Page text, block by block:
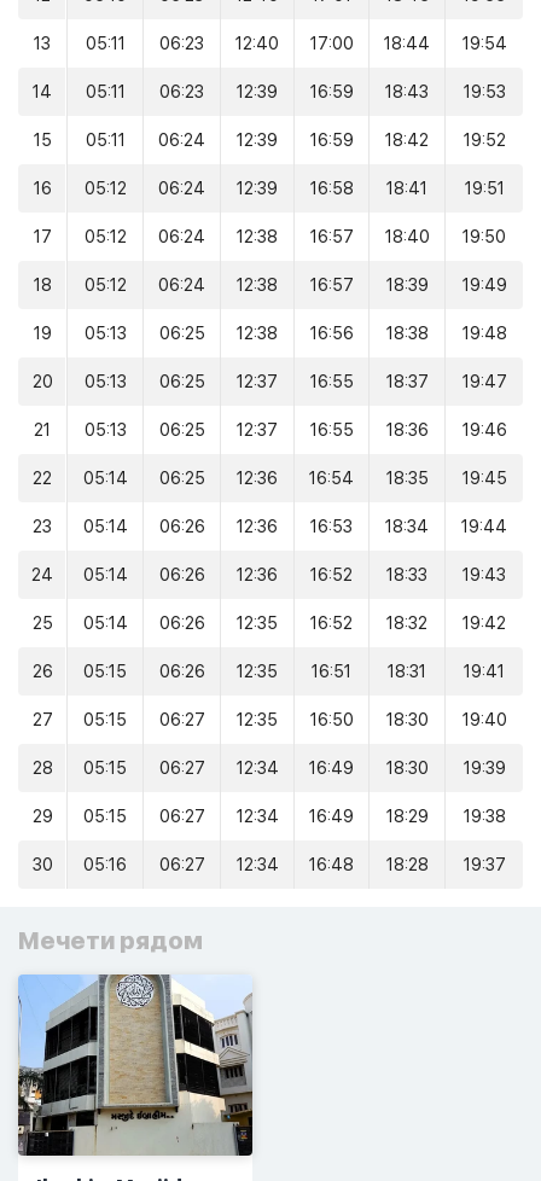
13 05:11 06:23 12:40 17:00 18:44 19:54
14 05:11 06:23 12:39 16:59 18:43 19:53
15 05:11 06:24 12:39 16:59 18:42 19:52
16 05:12 06:24 12:39 16:58 18:41 19:51
17 05:12 06:24 12:38 16:57 18:40 19:50
18 05:12 06:24 12:38 16:57 18:39 19:49
19 05:13 06:25 12:38 16:56 18:38 19:48
20 05:13 06:25 12:37 16:55 18:37 19:47
21 05:13 06:25 12:37 16:55 18:36 19:46
22 05:14 06:25 12:36 16:54 18:35 19:45
23 05:14 06:26 12:36 16:53 18:34 19:44
24 05:14 06:26 12:36 16:52 18:33 19:43
25 05:14 06:26 12:35 16:52 18:32 19:42
26 05:15 06:26 12:35 16:51 18:31 19:41
27 05:15 06:27 12:35 16:50 18:30 19:40
28 05:15 06:27 12:34 16:49 18:30 19:39
29 05:15 06:27 12:34 16:49 18:29 19:38
30 05:16 06:27 12:34 16:48 18:28 19:37
Мечети рядом